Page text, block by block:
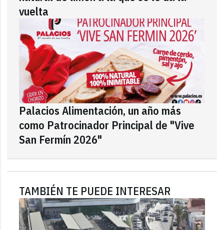
vuelta
Palacios Alimentación, un año más
como Patrocinador Principal de "Vive
San Fermín 2026"
TAMBIÉN TE PUEDE INTERESAR